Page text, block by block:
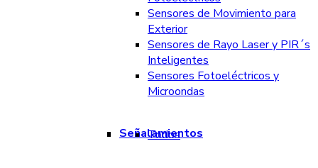
Sensores de Movimiento para
Exterior
Sensores de Rayo Laser y PIR´s
Inteligentes
Sensores Fotoeléctricos y
Microondas
Señalamientos
Todos